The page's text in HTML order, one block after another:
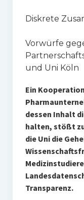
Diskrete
Vorwürfe
und Uni Köln
Ein
dessen Inhalt
halten, stößt
die Uni die
Transparenz.